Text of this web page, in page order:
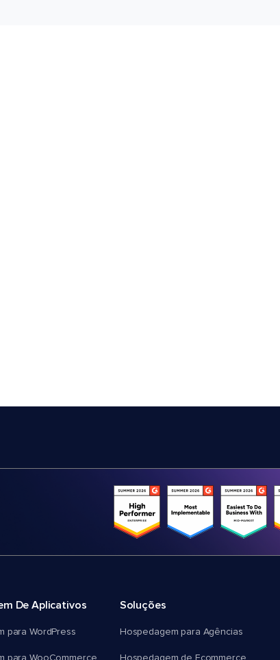
De Aplicativos
para WordPress
Soluções
Hospedagem para Agências